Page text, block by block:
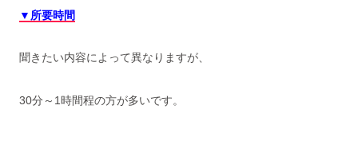
▼所要時間
聞きたい内容によって異なりますが、
30分～1時間程の方が多いです。